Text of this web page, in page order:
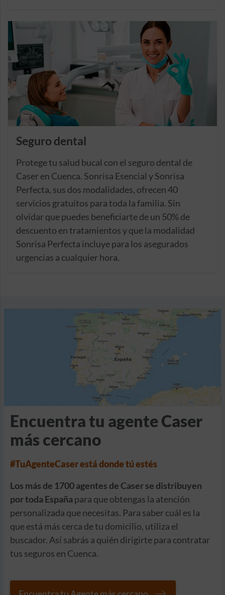
Seguro dental
Protege tu salud bucal con el seguro dental de
Caser en Cuenca. Sonrisa Esencial y Sonrisa
Perfecta, sus dos modalidades, ofrecen 40
servicios gratuitos para toda la familia. Sin
olvidar que puedes beneficiarte de un 50% de
descuento en tratamientos y que la modalidad
Sonrisa Perfecta incluye para los asegurados
urgencias a cualquier hora.
Encuentra tu agente Caser
más cercano
#TuAgenteCaser está donde tú estés
Los más de 1700 agentes de Caser se distribuyen
por toda España para que obtengas la atención
personalizada que necesitas. Para saber cuál es la
que está más cerca de tu domicilio, utiliza el
buscador. Así sabrás a quién dirigirte para contratar
tus seguros en Cuenca.